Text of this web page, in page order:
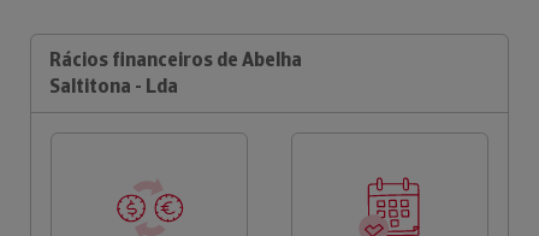
Rácios financeiros de Abelha
Saltitona - Lda